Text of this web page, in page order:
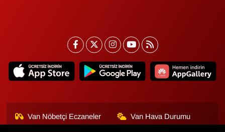
Van Nöbetçi Eczaneler Van Hava Durumu